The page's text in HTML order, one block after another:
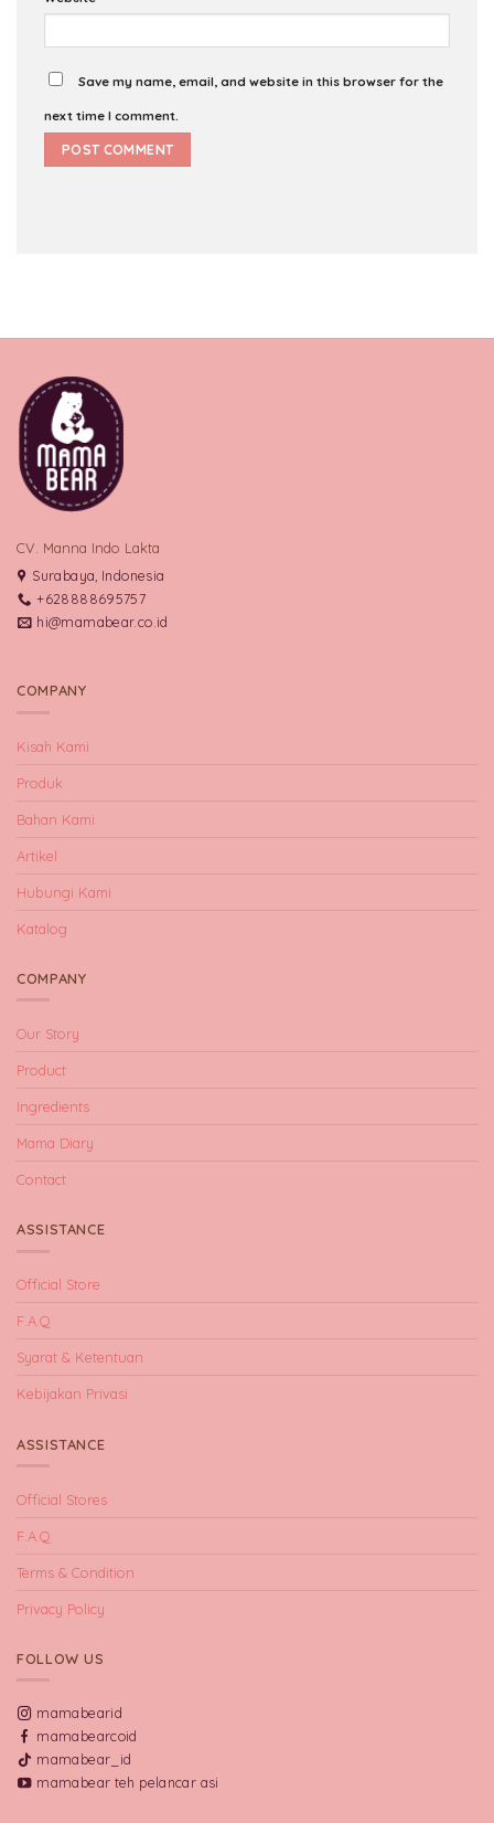
Save my name, email, and website in this browser for the
next time I comment.
CV. Manna Indo Lakta
Surabaya, Indonesia
+628888695757
hi@mamabear.co.id
COMPANY
Kisah Kami
Produk
Bahan Kami
Artikel
Hubungi Kami
Katalog
COMPANY
Our Story
Product
Ingredients
Mama Diary
Contact
ASSISTANCE
Official Store
F.A.Q
Syarat & Ketentuan
Kebijakan Privasi
ASSISTANCE
Official Stores
F.A.Q
Terms & Condition
Privacy Policy
FOLLOW US
mamabearid
mamabearcoid
mamabear_id
mamabear teh pelancar asi